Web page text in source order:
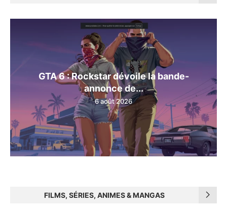
GTA 6 : Rockstar dévoile la bande-
annonce de...
6 août 2026
FILMS, SÉRIES, ANIMES & MANGAS